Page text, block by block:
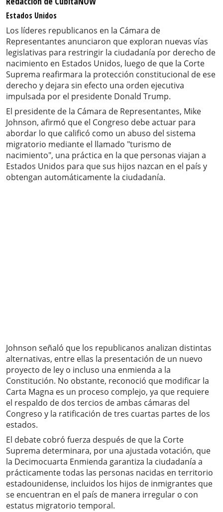
Estados Unidos
Los líderes republicanos en la Cámara de
Representantes anunciaron que exploran nuevas vías
legislativas para restringir la ciudadanía por derecho de
nacimiento en Estados Unidos, luego de que la Corte
Suprema reafirmara la protección constitucional de ese
derecho y dejara sin efecto una orden ejecutiva
impulsada por el presidente Donald Trump.
El presidente de la Cámara de Representantes, Mike
Johnson, afirmó que el Congreso debe actuar para
abordar lo que calificó como un abuso del sistema
migratorio mediante el llamado "turismo de
nacimiento", una práctica en la que personas viajan a
Estados Unidos para que sus hijos nazcan en el país y
obtengan automáticamente la ciudadanía.
Johnson señaló que los republicanos analizan distintas
alternativas, entre ellas la presentación de un nuevo
proyecto de ley o incluso una enmienda a la
Constitución. No obstante, reconoció que modificar la
Carta Magna es un proceso complejo, ya que requiere
el respaldo de dos tercios de ambas cámaras del
Congreso y la ratificación de tres cuartas partes de los
estados.
El debate cobró fuerza después de que la Corte
Suprema determinara, por una ajustada votación, que
la Decimocuarta Enmienda garantiza la ciudadanía a
prácticamente todas las personas nacidas en territorio
estadounidense, incluidos los hijos de inmigrantes que
se encuentran en el país de manera irregular o con
estatus migratorio temporal.